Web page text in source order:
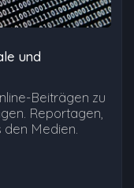
und
Beiträgen zu
Reportagen,
Medien.